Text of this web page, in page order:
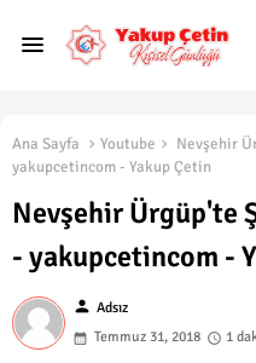
Ana Sayfa Youtube
Nevşehir
yakupcetincom - Yakup Çetin
Nevşehir Ürgüp'te
- yakupcetincom -
person Adsız
Temmuz 31, 2018
1